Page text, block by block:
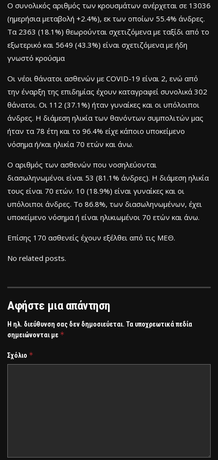
Ο συνολικός αριθμός των κρουσμάτων ανέρχεται σε 13036
(ημερήσια μεταβολή +2.4%), εκ των οποίων 55.4% άνδρες.
Τα 2363 (18.1%) θεωρούνται σχετιζόμενα με ταξίδι από το
εξωτερικό και 5649 (43.3%) είναι σχετιζόμενα με ήδη
γνωστό κρούσμα
Οι νέοι θάνατοι ασθενών με COVID-19 είναι 2, ενώ από
την έναρξη της επιδημίας έχουν καταγραφεί συνολικά 302
θάνατοι. Οι 112 (37.1%) ήταν γυναίκες και οι υπόλοιποι
άνδρες. Η διάμεση ηλικία των θανόντων συμπολιτών μας
ήταν τα 78 έτη και το 96.4% είχε κάποιο υποκείμενο
νόσημα ή/και ηλικία 70 ετών και άνω.
Ο αριθμός των ασθενών που νοσηλεύονται
διασωληνωμένοι είναι 53 (81.1% άνδρες). Η διάμεση ηλικία
τους είναι 70 ετών. 10 (18.9%) είναι γυναίκες και οι
υπόλοιποι άνδρες. To 86.8%, των διασωληνωμένων, έχει
υποκείμενο νόσημα ή είναι ηλικιωμένοι 70 ετών και άνω.
Επίσης 170 ασθενείς έχουν εξέλθει από τις ΜΕΘ.
No related posts.
Αφήστε μια απάντηση
Η ηλ. διεύθυνση σας δεν δημοσιεύεται. Τα υποχρεωτικά πεδία
σημειώνονται με *
Σχόλιο *